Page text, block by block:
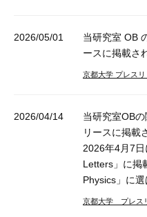
2026/05/01
当研究室 OB
ースに掲載さ
京都大学 プレスリ
2026/04/14
当研究室OB
リースに掲載
2026年4月7
Letters」に掲
Physics」に選
京都大学 プレス